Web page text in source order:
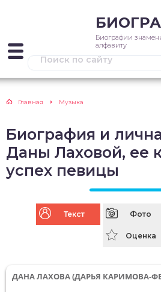
Биографии
алфавиту
Главная Музыка
Биография и
Даны Лаховой, ее
успех певицы
Текст Фото
Оценка
ДАНА ЛАХОВА (ДАРЬЯ КАРИМОВА-